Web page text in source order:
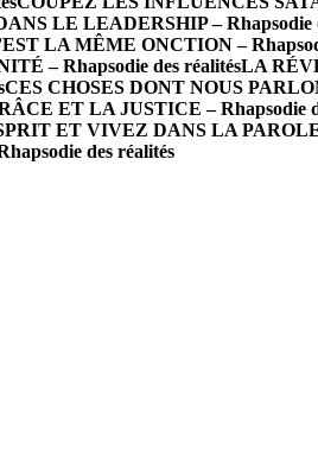
LE LEADERSHIP – Rhapsodie
LA MÊME ONCTION –
– Rhapsodie des réalitésLA
CES CHOSES DONT NOUS
ET LA JUSTICE – Rhapsodie
ET VIVEZ DANS LA PAROLE
des réalités